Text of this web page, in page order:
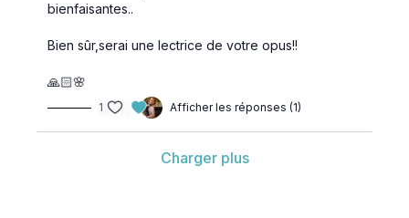
bienfaisantes..
Bien sûr,serai une lectrice de votre opus!!
🙏🏻🌸
1 Afficher les réponses (1)
Charger plus